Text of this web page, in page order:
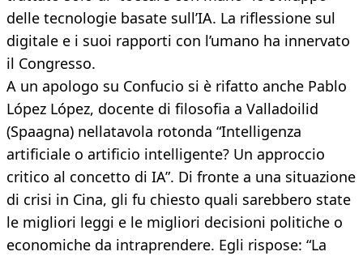
delle tecnologie basate sull’IA. La riflessione sul
digitale e i suoi rapporti con l’umano ha innervato
il Congresso.
A un apologo su Confucio si è rifatto anche Pablo
López López, docente di filosofia a Valladoilid
(Spaagna) nellatavola rotonda “Intelligenza
artificiale o artificio intelligente? Un approccio
critico al concetto di IA”. Di fronte a una situazione
di crisi in Cina, gli fu chiesto quali sarebbero state
le migliori leggi e le migliori decisioni politiche o
economiche da intraprendere. Egli rispose: “La